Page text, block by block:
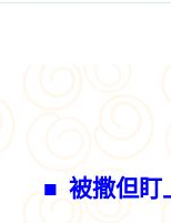
■ 被撒但盯